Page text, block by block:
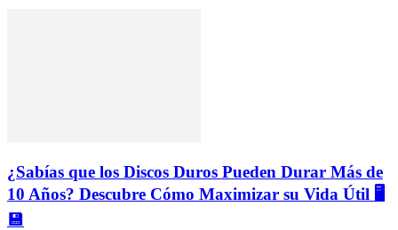
¿Sabías que los Discos Duros Pueden Durar Más de
10 Años? Descubre Cómo Maximizar su Vida Útil 🖥️
💾